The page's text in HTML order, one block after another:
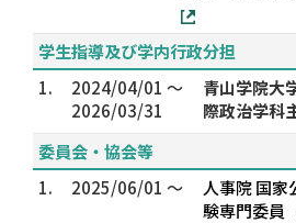
学生指導及び学内行政分担
1.
2024/04/01 ～
2026/03/31
青山学院大
際政治学科
委員会・協会等
1.
2025/06/01 ～
人事院 国
験専門委員